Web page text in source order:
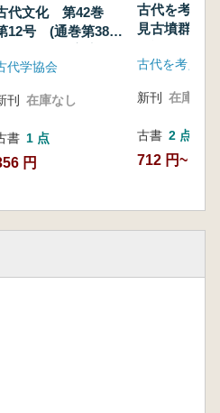
諸問題(2)
代文化 第42巻
12号 (通巻第383
館をめぐる諸問題
代学協会
刊 在庫なし
書 1 点
円
古代を考え
見古墳群と
古代を考える
新刊 在庫なし
古書 2 点
712 円~